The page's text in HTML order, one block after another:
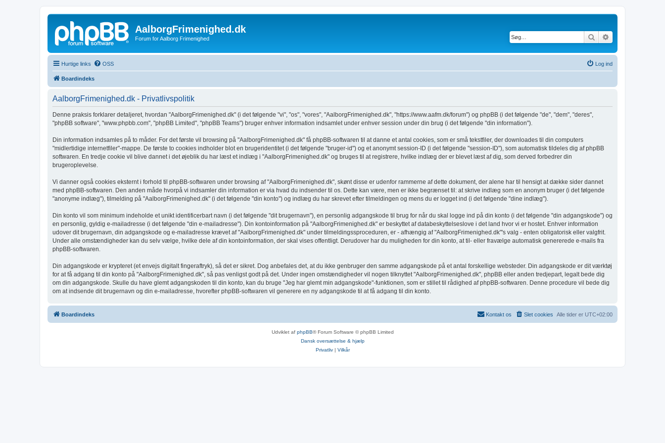
AalborgFrimenighed.dk
Forum for Aalborg Frimenighed Søg
Hurtige links OSS Log ind
Boardindeks
AalborgFrimenighed.dk - Privatlivspolitik
Denne praksis forklarer detaljeret, hvordan "AalborgFrimenighed.dk" (i det følgende "vi", "os", "vores", "AalborgFrimenighed.dk", "https://www.aafm.dk/forum") og phpBB (i det følgende "de", "dem", "deres",
"phpBB software", "www.phpbb.com", "phpBB Limited", "phpBB Teams") bruger enhver information indsamlet under enhver session under din brug (i det følgende "din information").
Din information indsamles på to måder. For det første vil browsing på "AalborgFrimenighed.dk" få phpBB-softwaren til at danne et antal cookies, som er små tekstfiler, der downloades til din computers
"midlertidige internetfiler"-mappe. De første to cookies indholder blot en brugeridentitet (i det følgende "bruger-id") og et anonymt session-ID (i det følgende "session-ID"), som automatisk tildeles dig af phpBB
softwaren. En tredje cookie vil blive dannet i det øjeblik du har læst et indlæg i "AalborgFrimenighed.dk" og bruges til at registrere, hvilke indlæg der er blevet læst af dig, som derved forbedrer din
brugeroplevelse.
Vi danner også cookies eksternt i forhold til phpBB-softwaren under browsing af "AalborgFrimenighed.dk", skønt disse er udenfor rammerne af dette dokument, der alene har til hensigt at dække sider dannet
med phpBB-softwaren. Den anden måde hvorpå vi indsamler din information er via hvad du indsender til os. Dette kan være, men er ikke begrænset til: at skrive indlæg som en anonym bruger (i det følgende
"anonyme indlæg"), tilmelding på "AalborgFrimenighed.dk" (i det følgende "din konto") og indlæg du har skrevet efter tilmeldingen og mens du er logget ind (i det følgende "dine indlæg").
Din konto vil som minimum indeholde et unikt identificerbart navn (i det følgende "dit brugernavn"), en personlig adgangskode til brug for når du skal logge ind på din konto (i det følgende "din adgangskode") og
en personlig, gyldig e-mailadresse (i det følgende "din e-mailadresse"). Din kontoinformation på "AalborgFrimenighed.dk" er beskyttet af databeskyttelseslove i det land hvor vi er hostet. Enhver information
udover dit brugernavn, din adgangskode og e-mailadresse krævet af "AalborgFrimenighed.dk" under tilmeldingssproceduren, er - afhængig af "AalborgFrimenighed.dk"'s valg - enten obligatorisk eller valgfrit.
Under alle omstændigheder kan du selv vælge, hvilke dele af din kontoinformation, der skal vises offentligt. Derudover har du muligheden for din konto, at til- eller fravælge automatisk genererede e-mails fra
phpBB-softwaren.
Din adgangskode er krypteret (et envejs digitalt fingeraftryk), så det er sikret. Dog anbefales det, at du ikke genbruger den samme adgangskode på et antal forskellige websteder. Din adgangskode er dit værktøj
for at få adgang til din konto på "AalborgFrimenighed.dk", så pas venligst godt på det. Under ingen omstændigheder vil nogen tilknyttet "AalborgFrimenighed.dk", phpBB eller anden tredjepart, legalt bede dig
om din adgangskode. Skulle du have glemt adgangskoden til din konto, kan du bruge "Jeg har glemt min adgangskode"-funktionen, som er stillet til rådighed af phpBB-softwaren. Denne procedure vil bede dig
om at indsende dit brugernavn og din e-mailadresse, hvorefter phpBB-softwaren vil generere en ny adgangskode til at få adgang til din konto.
Boardindeks Alle tider er UTC+02:00
Slet cookies
Kontakt os
Udviklet af phpBB® Forum Software © phpBB Limited
Dansk oversættelse & hjælp
Privatliv| Vilkår